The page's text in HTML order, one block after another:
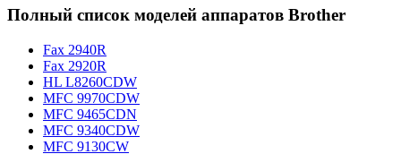
Полный список моделей аппаратов Brother
Fax 2940R
Fax 2920R
HL L8260CDW
MFC 9970CDW
MFC 9465CDN
MFC 9340CDW
MFC 9130CW